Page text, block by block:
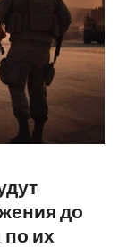
до
их